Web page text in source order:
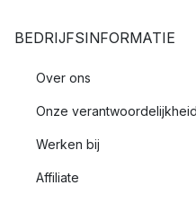
BEDRIJFSINFORMATIE
Over ons
Onze verantwoordelijkheid
Werken bij
Affiliate